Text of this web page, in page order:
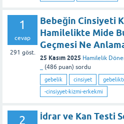
1
cevap
291 göst.
Bebeğin Cinsiyeti
Hamilelikte Mide
Geçmesi Ne
25 Kasım 2025 Hamilelik
(486 puan) sordu
gebelik cinsiyet
-cinsiyyet-kizmi-erkekmi
2
İdrar ve Kan Testi